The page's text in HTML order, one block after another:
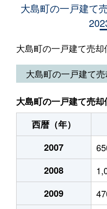
大島町の一戸建て
大島町の一戸建て売却
大島町の一戸建て
大島町の一戸建て売
西暦（年）
2007
2008
2009